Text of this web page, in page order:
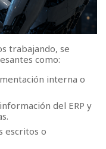
trabajando, se
como:
interna o
del ERP y
escritos o